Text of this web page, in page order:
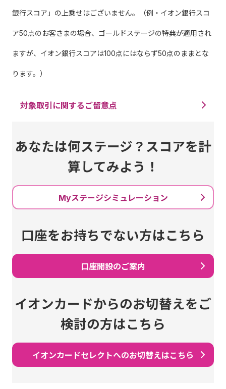
銀行スコア」の上乗せはございません。（例・イオン銀行スコ
ア50点のお客さまの場合、ゴールドステージの特典が適用され
ますが、イオン銀行スコアは100点にはならず50点のままとな
ります。）
対象取引に関するご留意点
あなたは何ステージ？スコアを計
算してみよう！
Myステージシミュレーション
口座をお持ちでない方はこちら
口座開設のご案内
イオンカードからのお切替えをご
検討の方はこちら
イオンカードセレクトへのお切替えはこちら